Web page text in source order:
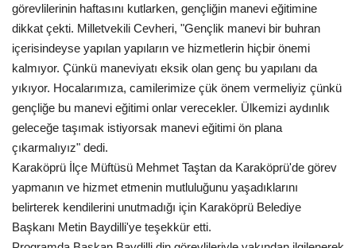
görevlilerinin haftasını kutlarken, gençliğin manevi eğitimine
dikkat çekti. Milletvekili Cevheri, "Gençlik manevi bir buhran
içerisindeyse yapılan yapıların ve hizmetlerin hiçbir önemi
kalmıyor. Çünkü maneviyatı eksik olan genç bu yapılanı da
yıkıyor. Hocalarımıza, camilerimize çük önem vermeliyiz çünkü
gençliğe bu manevi eğitimi onlar verecekler. Ülkemizi aydınlık
geleceğe taşımak istiyorsak manevi eğitimi ön plana
çıkarmalıyız" dedi.
Karaköprü İlçe Müftüsü Mehmet Taştan da Karaköprü'de görev
yapmanın ve hizmet etmenin mutluluğunu yaşadıklarını
belirterek kendilerini unutmadığı için Karaköprü Belediye
Başkanı Metin Baydilli'ye teşekkür etti.